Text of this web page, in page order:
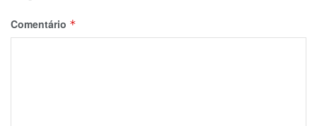
Comentário *